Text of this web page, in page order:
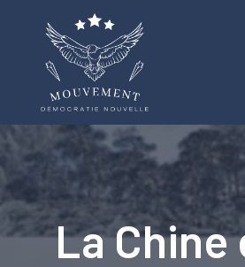
La Chine